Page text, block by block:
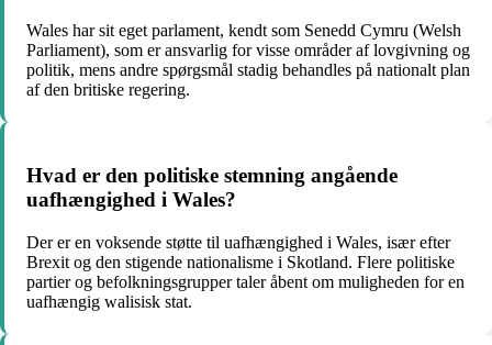
Wales har sit eget parlament, kendt som Senedd Cymru (Welsh
Parliament), som er ansvarlig for visse områder af lovgivning og
politik, mens andre spørgsmål stadig behandles på nationalt plan
af den britiske regering.
Hvad er den politiske stemning angående
uafhængighed i Wales?
Der er en voksende støtte til uafhængighed i Wales, især efter
Brexit og den stigende nationalisme i Skotland. Flere politiske
partier og befolkningsgrupper taler åbent om muligheden for en
uafhængig walisisk stat.